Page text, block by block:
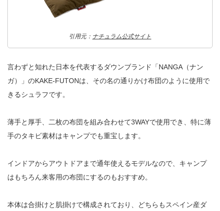
引用元： ナチュラム公式サイト
言わずと知れた日本を代表するダウンブランド「NANGA（ナン
ガ）」のKAKE-FUTONは、その名の通りかけ布団のように使用で
きるシュラフです。
薄手と厚手、二枚の布団を組み合わせて3WAYで使用でき、特に薄
手のタキビ素材はキャンプでも重宝します。
インドアからアウトドアまで通年使えるモデルなので、キャンプ
はもちろん来客用の布団にするのもおすすめ。
本体は合掛けと肌掛けで構成されており、どちらもスペイン産ダ